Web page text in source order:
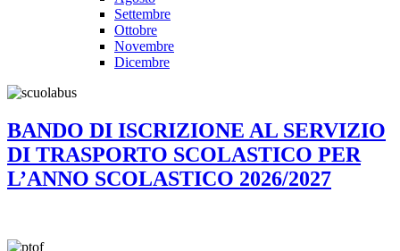
Settembre
Ottobre
Novembre
Dicembre
BANDO DI ISCRIZIONE AL SERVIZIO
DI TRASPORTO SCOLASTICO PER
L’ANNO SCOLASTICO 2026/2027